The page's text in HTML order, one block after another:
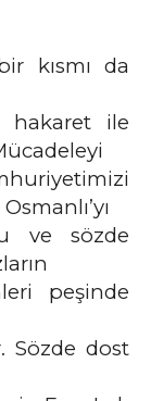
kısmı da
hakaret ile
ve sözde
peşinde
Sözde dost